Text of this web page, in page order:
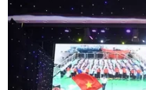
HLV Hoàng Anh